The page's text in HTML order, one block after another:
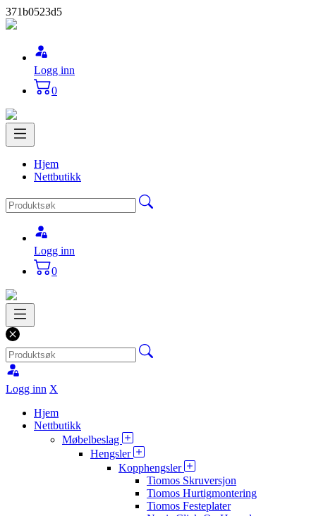
371b0523d5
Logg inn
0
Hjem
Nettbutikk
Logg inn
0
Logg inn X
Hjem
Nettbutikk
Møbelbeslag
Hengsler
Kopphengsler
Tiomos Skruversjon
Tiomos Hurtigmontering
Tiomos Festeplater